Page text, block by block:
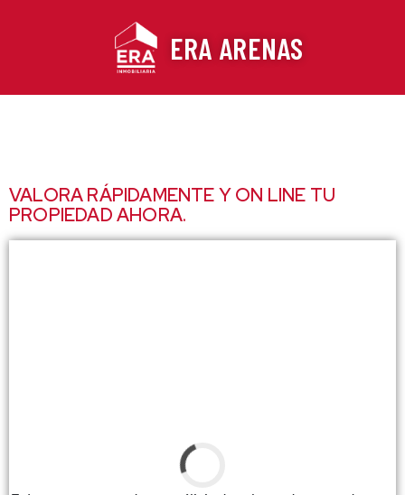
ERA ARENAS
VALORA RÁPIDAMENTE Y ON LINE TU
PROPIEDAD AHORA.